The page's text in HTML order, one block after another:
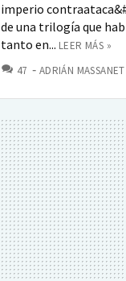
imperio
de una trilogía que
tanto en... LEER MÁS »
47 COMENTARIOS
ADRIÁN MASSANET